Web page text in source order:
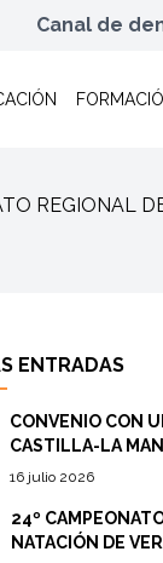
Canal de
REGIONAL
ENTRADAS
CONVENIO CON
CASTILLA-LA
16 julio 2026
24º
NATACIÓN DE